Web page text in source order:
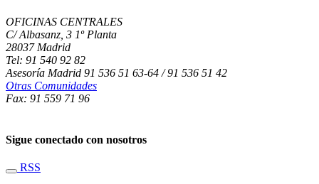
OFICINAS CENTRALES
C/ Albasanz, 3 1º Planta
28037 Madrid
Tel: 91 540 92 82
Asesoría Madrid 91 536 51 63-64 / 91 536 51 42
Otras Comunidades
Fax: 91 559 71 96
Sigue conectado con nosotros
RSS